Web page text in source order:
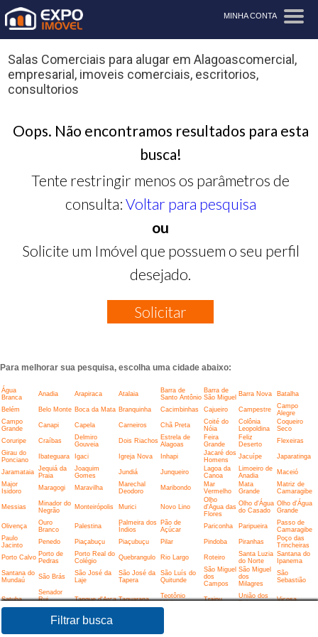
MINHA CONTA
Filtrar busca
Salas Comerciais para alugar em Alagoascomercial,
empresarial, imoveis comerciais, escritorios,
consultorios
Oops. Não encontramos resultados para esta
busca!
Tente restringir menos os parâmetros de
consulta: Voltar para pesquisa
ou
Solicite um Imóvel que possuem o seu perfil
desejado.
Solicitar
Para melhorar sua pesquisa, escolha uma cidade abaixo:
Água
Branca
Anadia Arapiraca Atalaia
Barra de
Santo Antônio
Barra de
São Miguel Barra Nova Batalha
Belém Belo Monte Boca da Mata Branquinha Cacimbinhas Cajueiro Campestre
Campo
Alegre
Campo
Grande
Canapi Capela Carneiros Chã Preta
Coité do
Nóia
Colônia
Leopoldina
Coqueiro
Seco
Coruripe
Craíbas
Delmiro
Gouveia
Dois Riachos Estrela de
Alagoas
Feira
Grande
Feliz
Deserto
Flexeiras
Girau do
Ponciano
Ibateguara Igaci Igreja Nova Inhapi
Jacaré dos
Homens
Jacuípe Japaratinga
Jaramataia Jequiá da
Praia
Joaquim
Gomes
Jundiá Junqueiro
Lagoa da
Canoa
Limoeiro de
Anadia
Maceió
Major
Isidoro
Maragogi Maravilha
Marechal
Deodoro
Maribondo
Mar
Vermelho
Mata
Grande
Matriz de
Camaragibe
Messias
Minador do
Negrão
Monteirópolis Murici Novo Lino
Olho
d'Água das
Flores
Olho d'Água
do Casado
Olho d'Água
Grande
Olivença
Ouro
Branco
Palestina
Palmeira dos
Índios
Pão de
Açúcar
Pariconha Paripueira
Passo de
Camaragibe
Paulo
Jacinto
Penedo Piaçabuçu Piaçubuçu Pilar Pindoba Piranhas
Poço das
Trincheiras
Porto Calvo Porto de
Pedras
Porto Real do
Colégio
Quebrangulo Rio Largo Roteiro
Santa Luzia
do Norte
Santana do
Ipanema
Santana do
Mundaú
São Brás
São José da
Laje
São José da
Tapera
São Luís do
Quitunde
São Miguel
dos
Campos
São Miguel
dos
Milagres
São
Sebastião
Satuba
Senador
Rui
Palmeira
Tanque d'Arca Taquarana
Teotônio
Vilela
Traipu
União dos
Palmares
Viçosa